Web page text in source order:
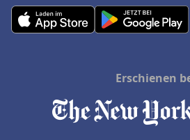
Erschienen